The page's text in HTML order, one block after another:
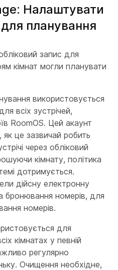
Налаштувати
планування
запис для
кімнат могли планувати
використовується
всіх зустрічей,
RoomOS. Цей акаунт
це зазвичай робить
через обліковий
кімнату, політика
дотримується.
дійсну електронну
бронювання номерів, для
номерів.
для
кімнатах у певній
регулярно
Очищення необхідне,